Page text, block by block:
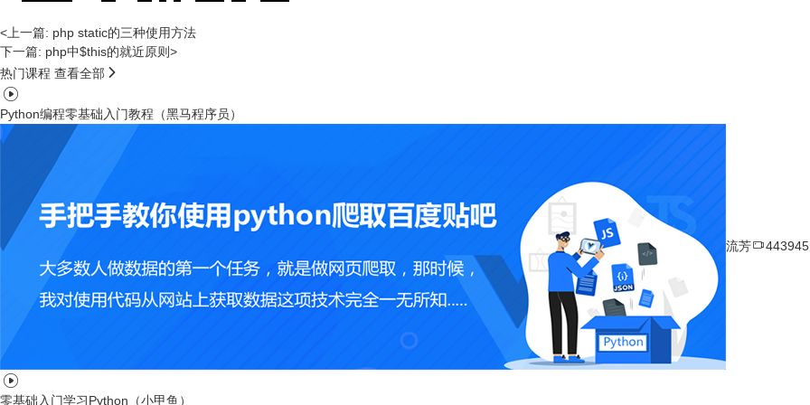
<上一篇: php static的三种使用方法
下一篇: php中$this的就近原则>
热门课程 查看全部 

Python编程零基础入门教程（黑马程序员）
流芳

零基础入门学习Python（小甲鱼）